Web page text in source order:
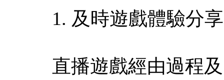
1. 及時遊戲體驗分
直播遊戲經由過程